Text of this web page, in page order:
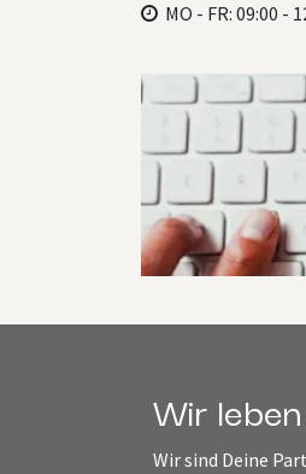
MO - FR: 09:00 -
Wir sind Deine
Wir